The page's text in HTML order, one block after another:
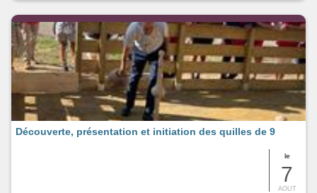
le
7
AOUT
Découverte, présentation et initiation des quilles de 9